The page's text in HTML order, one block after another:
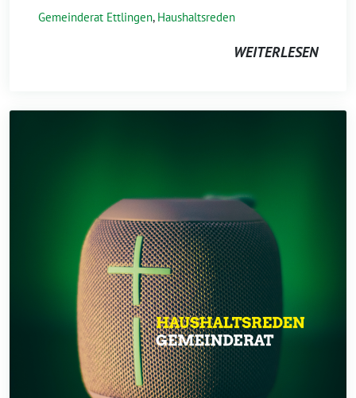
Gemeinderat Ettlingen, Haushaltsreden
WEITERLESEN